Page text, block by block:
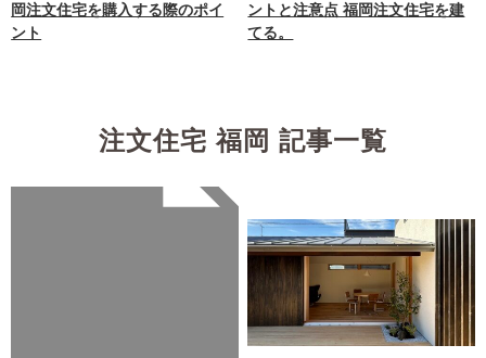
岡注文住宅を購入する際のポイ
ント
ントと注意点 福岡注文住宅を建
てる。
注文住宅 福岡 記事一覧